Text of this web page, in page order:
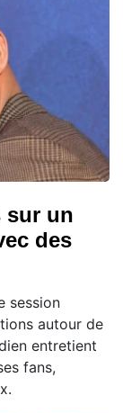
sur un
des
session
autour de
entretient
fans,